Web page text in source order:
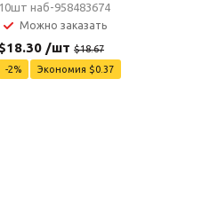
10шт наб-958483674
Можно заказать
$18.30 /шт $18.67
-2% Экономия $0.37